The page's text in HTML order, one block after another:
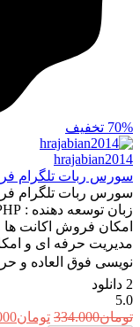
70% تخفیف
hrajabian2014
سورس ربات تلگرام
سورس ربات تلگرام
امکان فروش اکانت
مدیریت حرفه ای و
نویسی فوق العاده و
2 دانلود
5.0
تومان334.000 قیمت
تومان